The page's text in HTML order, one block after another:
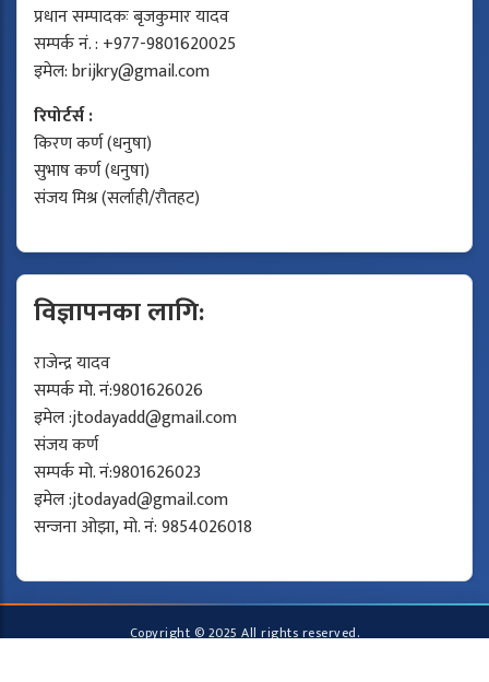
प्रधान सम्पादकः बृजकुमार यादव
सम्पर्क नं. : +977-9801620025
इमेल:brijkry@gmail.com
रिपोर्टर्स :
किरण कर्ण (धनुषा)
सुभाष कर्ण (धनुषा)
संजय मिश्र (सर्लाही/रौतहट)
विज्ञापनका लागि:
राजेन्द्र यादव
सम्पर्क मो. नं:9801626026
इमेल :jtodayadd@gmail.com
संजय कर्ण
सम्पर्क मो. नं:9801626023
इमेल :jtodayad@gmail.com
सन्जना ओझा, मो. नं: 9854026018
Copyright © 2025 All rights reserved.